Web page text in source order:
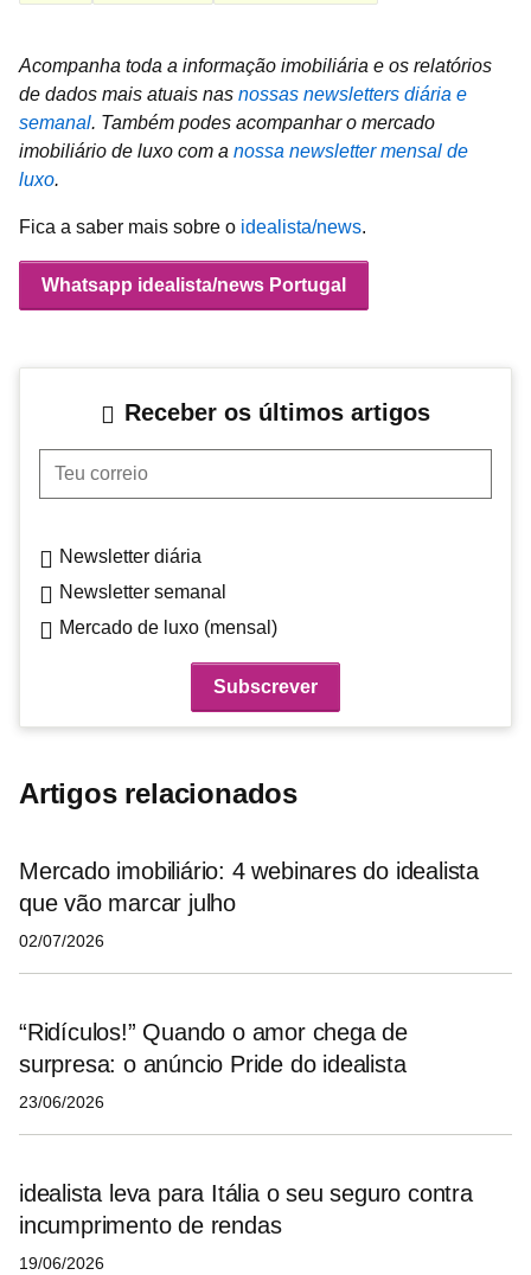
Acompanha toda a informação imobiliária e os relatórios
de dados mais atuais nas nossas newsletters diária e
semanal. Também podes acompanhar o mercado
imobiliário de luxo com a nossa newsletter mensal de
luxo.
Fica a saber mais sobre o idealista/news.
Whatsapp idealista/news Portugal
Receber os últimos artigos
Teu correio
Newsletter diária
Newsletter semanal
Mercado de luxo (mensal)
Artigos relacionados
Mercado imobiliário: 4 webinares do idealista
que vão marcar julho
02/07/2026
“Ridículos!” Quando o amor chega de
surpresa: o anúncio Pride do idealista
23/06/2026
idealista leva para Itália o seu seguro contra
incumprimento de rendas
19/06/2026